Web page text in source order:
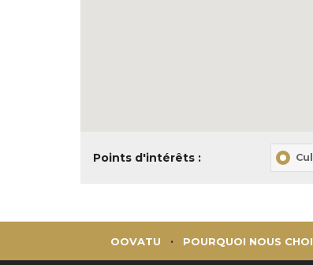
Points d'intérêts :
OOVATU POURQUOI NOUS